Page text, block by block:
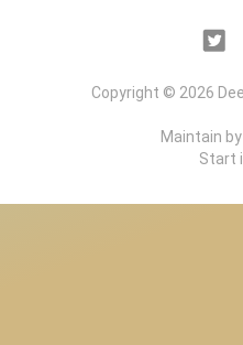
Copyright © 2026
Maintain by
Start